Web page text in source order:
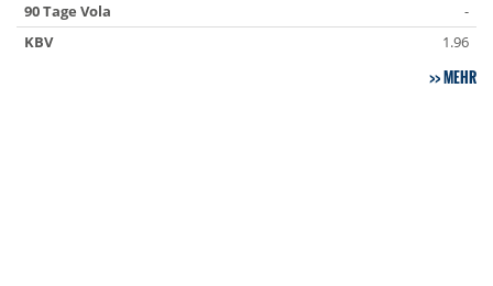
90 Tage Vola
-
KBV
1.96
MEHR